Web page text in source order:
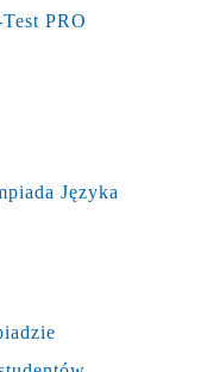
PRO
Języka